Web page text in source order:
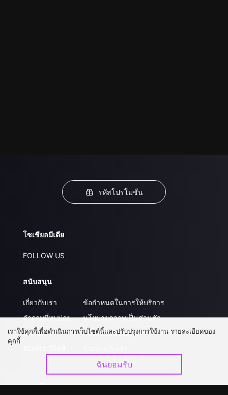
รหัสโปรโมชั่น
โซเชียลมีเดีย
FOLLOW US
สนับสนุน
เกี่ยวกับเรา
คำถามที่พบบ่อย
ติดต่อเรา
ข้อกำหนดในการให้บริการ
นโยบายความเป็นส่วนตัว
ส่งผลงานของคุณ
ดาวน์โหลดแอป
เราใช้คุกกี้เพื่อดำเนินการเว็บไซต์นี้และปรับปรุงการใช้งาน รายละเอียดของ
คุกกี้
ฉันยอมรับ